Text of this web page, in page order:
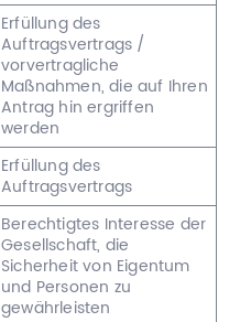
Erfüllung des
Auftragsvertrags /
vorvertragliche
Maßnahmen, die auf Ihren
Antrag hin ergriffen
werden
Erfüllung des
Auftragsvertrags
Berechtigtes Interesse der
Gesellschaft, die
Sicherheit von Eigentum
und Personen zu
gewährleisten